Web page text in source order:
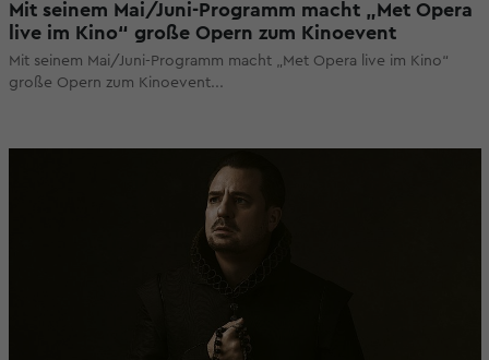
Mit seinem Mai/Juni-Programm macht „Met Opera
live im Kino“ große Opern zum Kinoevent
Mit seinem Mai/Juni-Programm macht „Met Opera live im Kino“
große Opern zum Kinoevent...